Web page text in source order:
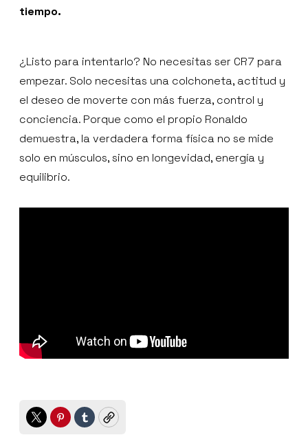
tiempo.
¿Listo para intentarlo? No necesitas ser CR7 para
empezar. Solo necesitas una colchoneta, actitud y
el deseo de moverte con más fuerza, control y
conciencia. Porque como el propio Ronaldo
demuestra, la verdadera forma física no se mide
solo en músculos, sino en longevidad, energía y
equilibrio.
TwitterPinterest
TumblrCopy